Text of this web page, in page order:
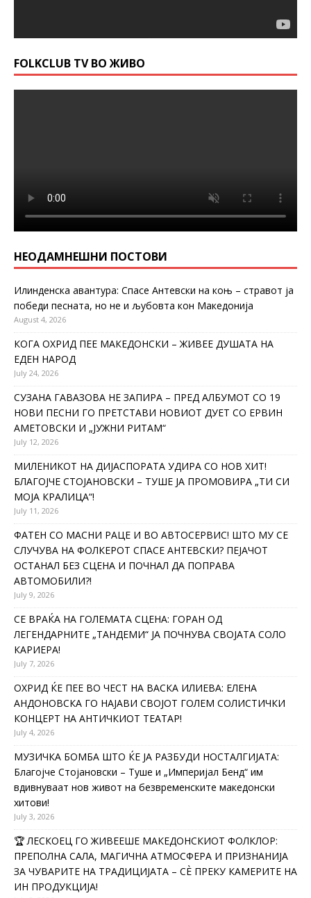
FOLKCLUB TV ВО ЖИВО
НЕОДАМНЕШНИ ПОСТОВИ
Илинденска авантура: Спасе Антевски на коњ – стравот ја
победи песната, но не и љубовта кон Македонија
August 4, 2026
КОГА ОХРИД ПЕЕ МАКЕДОНСКИ – ЖИВЕЕ ДУШАТА НА
ЕДЕН НАРОД
July 24, 2026
СУЗАНА ГАВАЗОВА НЕ ЗАПИРА – ПРЕД АЛБУМОТ СО 19
НОВИ ПЕСНИ ГО ПРЕТСТАВИ НОВИОТ ДУЕТ СО ЕРВИН
АМЕТОВСКИ И „ЈУЖНИ РИТАМ“
July 12, 2026
МИЛЕНИКОТ НА ДИЈАСПОРАТА УДИРА СО НОВ ХИТ!
БЛАГОЈЧЕ СТОЈАНОВСКИ – ТУШЕ ЈА ПРОМОВИРА „ТИ СИ
МОЈА КРАЛИЦА“!
July 11, 2026
ФАТЕН СО МАСНИ РАЦЕ И ВО АВТОСЕРВИС! ШТО МУ СЕ
СЛУЧУВА НА ФОЛКЕРОТ СПАСЕ АНТЕВСКИ? ПЕЈАЧОТ
ОСТАНАЛ БЕЗ СЦЕНА И ПОЧНАЛ ДА ПОПРАВА
АВТОМОБИЛИ?!
July 9, 2026
СЕ ВРАЌА НА ГОЛЕМАТА СЦЕНА: ГОРАН ОД
ЛЕГЕНДАРНИТЕ „ТАНДЕМИ“ ЈА ПОЧНУВА СВОЈАТА СОЛО
КАРИЕРА!
July 7, 2026
ОХРИД ЌЕ ПЕЕ ВО ЧЕСТ НА ВАСКА ИЛИЕВА: ЕЛЕНА
АНДОНОВСКА ГО НАЈАВИ СВОЈОТ ГОЛЕМ СОЛИСТИЧКИ
КОНЦЕРТ НА АНТИЧКИОТ ТЕАТАР!
July 4, 2026
МУЗИЧКА БОМБА ШТО ЌЕ ЈА РАЗБУДИ НОСТАЛГИЈАТА:
Благојче Стојановски – Туше и „Империјал Бенд“ им
вдивнуваат нов живот на безвременските македонски
хитови!
July 3, 2026
🏆 ЛЕСКОЕЦ ГО ЖИВЕЕШЕ МАКЕДОНСКИОТ ФОЛКЛОР:
ПРЕПОЛНА САЛА, МАГИЧНА АТМОСФЕРА И ПРИЗНАНИЈА
ЗА ЧУВАРИТЕ НА ТРАДИЦИЈАТА – СÈ ПРЕКУ КАМЕРИТЕ НА
ИН ПРОДУКЦИЈА!